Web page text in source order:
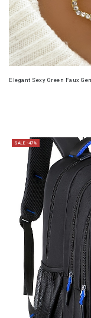
Elegant Sexy Green Faux
SALE -47%